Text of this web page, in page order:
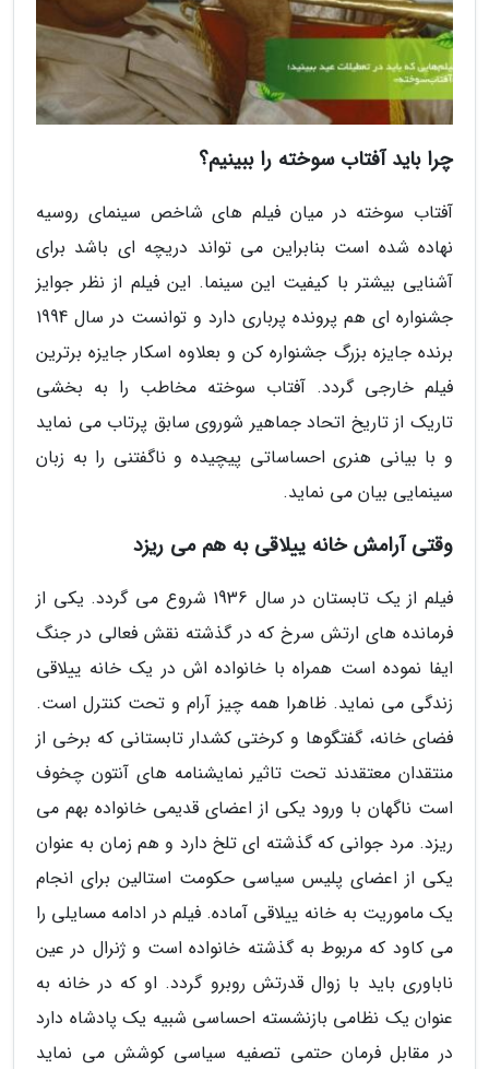
چرا باید آفتاب سوخته را ببینیم؟
آفتاب سوخته در میان فیلم های شاخص سینمای روسیه
نهاده شده است بنابراین می تواند دریچه ای باشد برای
آشنایی بیشتر با کیفیت این سینما. این فیلم از نظر جوایز
جشنواره ای هم پرونده پرباری دارد و توانست در سال 1994
برنده جایزه بزرگ جشنواره کن و بعلاوه اسکار جایزه برترین
فیلم خارجی گردد. آفتاب سوخته مخاطب را به بخشی
تاریک از تاریخ اتحاد جماهیر شوروی سابق پرتاب می نماید
و با بیانی هنری احساساتی پیچیده و ناگفتنی را به زبان
سینمایی بیان می نماید.
وقتی آرامش خانه ییلاقی به هم می ریزد
فیلم از یک تابستان در سال 1936 شروع می گردد. یکی از
فرمانده های ارتش سرخ که در گذشته نقش فعالی در جنگ
ایفا نموده است همراه با خانواده اش در یک خانه ییلاقی
زندگی می نماید. ظاهرا همه چیز آرام و تحت کنترل است.
فضای خانه، گفتگوها و کرختی کشدار تابستانی که برخی از
منتقدان معتقدند تحت تاثیر نمایشنامه های آنتون چخوف
است ناگهان با ورود یکی از اعضای قدیمی خانواده بهم می
ریزد. مرد جوانی که گذشته ای تلخ دارد و هم زمان به عنوان
یکی از اعضای پلیس سیاسی حکومت استالین برای انجام
یک ماموریت به خانه ییلاقی آماده. فیلم در ادامه مسایلی را
می کاود که مربوط به گذشته خانواده است و ژنرال در عین
ناباوری باید با زوال قدرتش روبرو گردد. او که در خانه به
عنوان یک نظامی بازنشسته احساسی شبیه یک پادشاه دارد
در مقابل فرمان حتمی تصفیه سیاسی کوشش می نماید